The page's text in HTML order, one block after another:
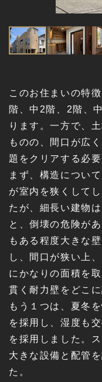
このお住まいの特
階、中2階、2階、
ります。一方で、
ものの、間口が広
題をクリアする必
まず、構造につい
が室内を狭くして
たが、細長い建物
と、倒壊の危険が
もある程度大きな
し、間口が狭い上
にかなりの面積を
貫く耐力壁をどこ
もう１つは、夏冬
を採用し、湿度も
を採用しました。
大きな設備と配管
た。